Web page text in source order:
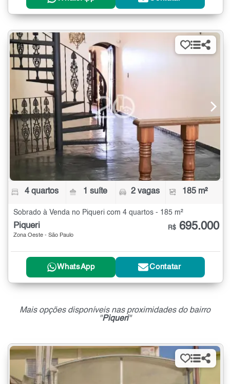
4 quartos 1 suíte 2 vagas 185 m²
Sobrado à Venda no Piqueri com 4 quartos - 185 m²
Piqueri
Zona Oeste - São Paulo
R$ 695.000
WhatsApp Contatar
Mais opções disponíveis nas proximidades do bairro
"Piqueri"